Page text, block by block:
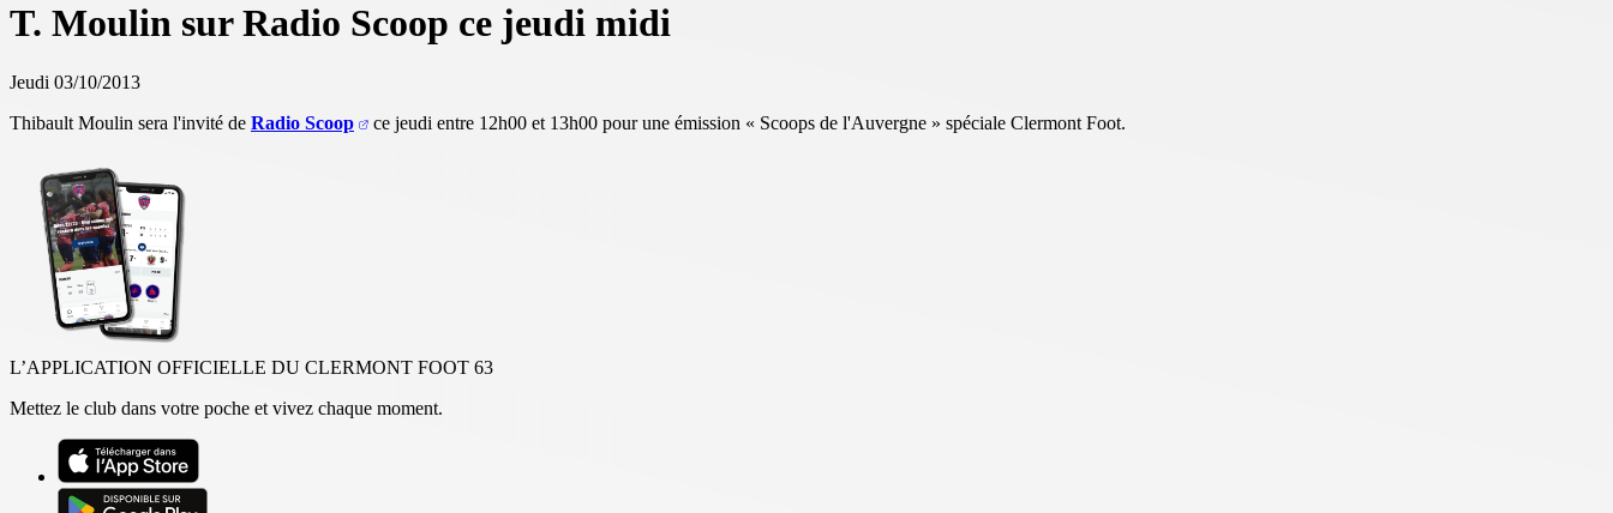
T. Moulin sur Radio Scoop ce jeudi midi
Jeudi 03/10/2013
Thibault Moulin sera l'invité de Radio Scoop ce jeudi entre 12h00 et 13h00 pour une émission « Scoops de l'Auvergne » spéciale Clermont Foot.
L’APPLICATION OFFICIELLE DU CLERMONT FOOT 63
Mettez le club dans votre poche et vivez chaque moment.